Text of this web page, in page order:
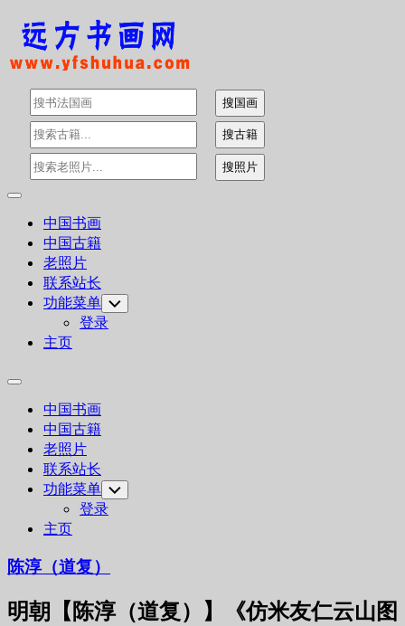
Skip
content
Expand
中国书画
中国古籍
老照片
联系站长
功能菜单 Toggle
Child
Menu
登录
主页
Expand
中国书画
中国古籍
老照片
联系站长
功能菜单 Toggle
Child
Menu
登录
主页
陈淳（道复）
明朝【陈淳（道复）】《仿米友仁云山图